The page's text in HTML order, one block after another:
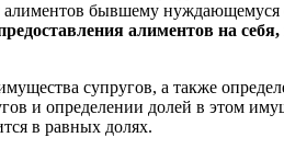
бывшему нуждающемуся
алиментов на
супругов, а также
и определении долей в этом
в равных долях.